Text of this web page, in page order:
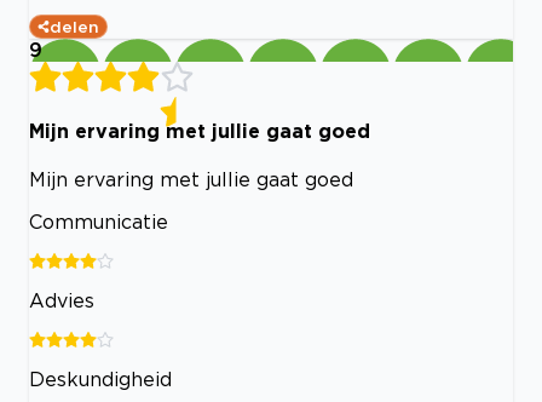
delen
9
Mijn ervaring met jullie gaat goed
Mijn ervaring met jullie gaat goed
Communicatie
Advies
Deskundigheid